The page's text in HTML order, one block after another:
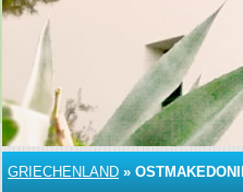
GRIECHENLAND »